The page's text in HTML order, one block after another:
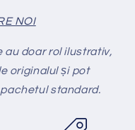
NOI
au doar rol ilustrativ,
originalul și pot
standard.